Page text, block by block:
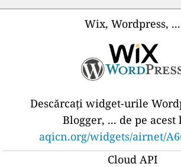
Wix, Wordpress, ...
Descărcați widget-urile
Blogger, ... de pe
aqicn.org/widgets/airnet/
Cloud API